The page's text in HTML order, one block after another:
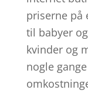
priserne på
til babyer
kvinder og
nogle